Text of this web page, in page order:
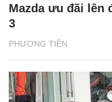
PHƯƠNG TIỆN
Mazda ưu đãi lên
3